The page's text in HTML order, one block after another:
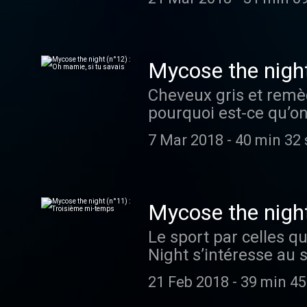
(eh ouais), papotent
Klaire fait Grr
générale, infos
travail, mais
Enregistrements 7
Grr Illustration
Mycose the
Cheveux gris et
pourquoi est-ce
et seulement mères,
grand-mères, les
sait faire un bon
fait Grr ("Casser la
scientifiques et
toujours de façon
Enregistrements 21
Grr Illustration
7 Mar 2018 - 40 min 32
Mycose the
Le sport par celles
Night s’intéresse au
chouchous
(gnagnagna), et aux
21 Feb 2018 - 39 min